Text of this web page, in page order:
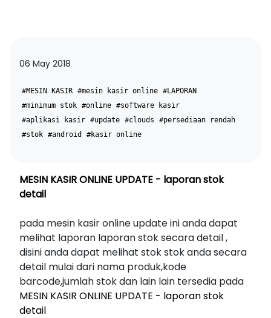
06 May 2018
#MESIN KASIR #mesin kasir online #LAPORAN
#minimum stok #online #software kasir
#aplikasi kasir #update #clouds
#persediaan rendah
#stok #android #kasir online
MESIN KASIR ONLINE UPDATE - laporan stok
detail
pada mesin kasir online update ini anda dapat
melihat laporan laporan stok secara detail ,
disini anda dapat melihat stok stok anda secara
detail mulai dari nama produk,kode
barcode,jumlah stok dan lain lain tersedia pada
MESIN KASIR ONLINE UPDATE - laporan stok
detail